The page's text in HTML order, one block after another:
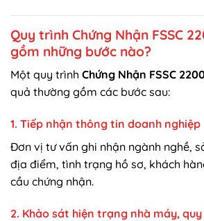
Quy trình Chứng Nhận FSSC
gồm những bước nào?
Một quy trình Chứng Nhận FSSC
quả thường gồm các bước sau:
1. Tiếp nhận thông tin doanh nghiệp
Đơn vị tư vấn ghi nhận ngành nghề,
địa điểm, tình trạng hồ sơ, khách
cầu chứng nhận.
2. Khảo sát hiện trạng nhà máy,